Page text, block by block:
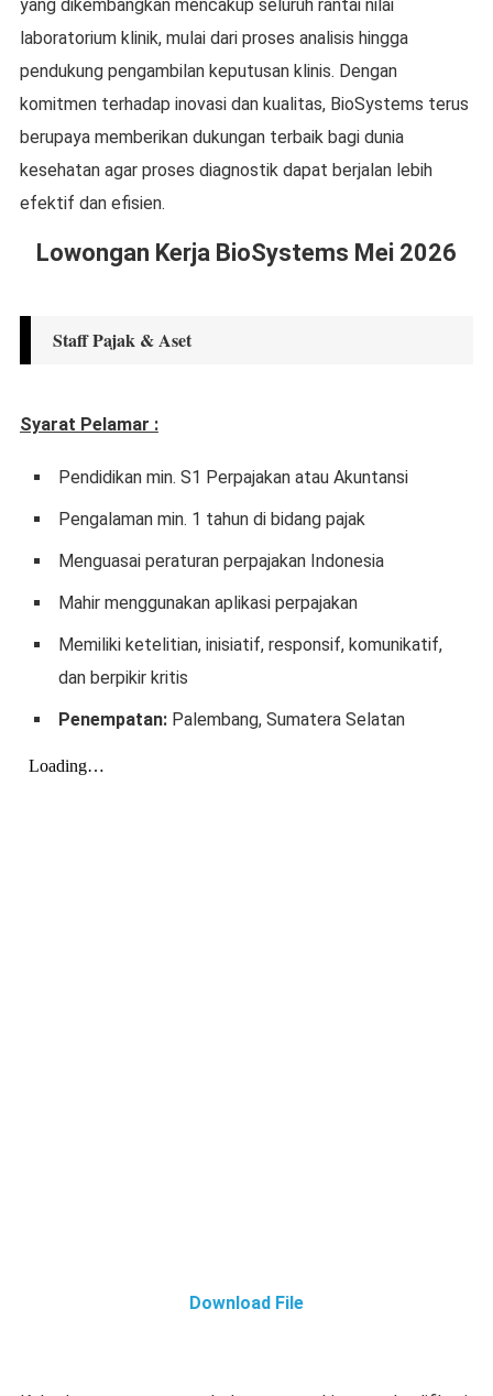
yang dikembangkan mencakup seluruh rantai nilai
laboratorium klinik, mulai dari proses analisis hingga
pendukung pengambilan keputusan klinis. Dengan
komitmen terhadap inovasi dan kualitas, BioSystems terus
berupaya memberikan dukungan terbaik bagi dunia
kesehatan agar proses diagnostik dapat berjalan lebih
efektif dan efisien.
Lowongan Kerja BioSystems Mei 2026
Staff Pajak & Aset
Syarat Pelamar :
Pendidikan min. S1 Perpajakan atau Akuntansi
Pengalaman min. 1 tahun di bidang pajak
Menguasai peraturan perpajakan Indonesia
Mahir menggunakan aplikasi perpajakan
Memiliki ketelitian, inisiatif, responsif, komunikatif,
dan berpikir kritis
Penempatan: Palembang, Sumatera Selatan
Download File